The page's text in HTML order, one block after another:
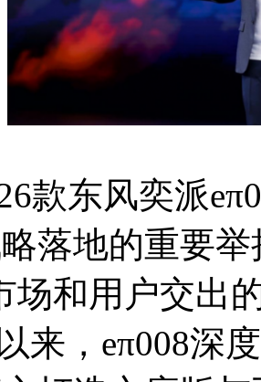
东风奕派
落地的重要
场和用户交出
，eπ008深度